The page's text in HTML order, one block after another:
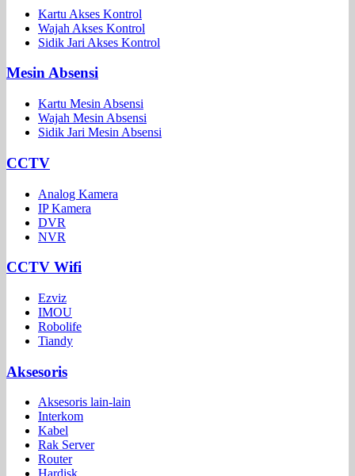
Kartu Akses Kontrol
Wajah Akses Kontrol
Sidik Jari Akses Kontrol
Mesin Absensi
Kartu Mesin Absensi
Wajah Mesin Absensi
Sidik Jari Mesin Absensi
CCTV
Analog Kamera
IP Kamera
DVR
NVR
CCTV Wifi
Ezviz
IMOU
Robolife
Tiandy
Aksesoris
Aksesoris lain-lain
Interkom
Kabel
Rak Server
Router